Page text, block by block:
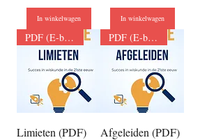
In winkelwagen In winkelwagen
PDF (E-boek)
Limieten (PDF)
PDF (E-boek)
Afgeleiden (PDF)